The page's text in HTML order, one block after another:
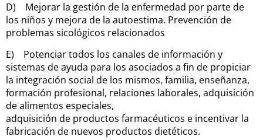
D) Mejorar la gestión de la enfermedad por parte de
los niños y mejora de la autoestima. Prevención de
problemas sicológicos relacionados
E) Potenciar todos los canales de información y
sistemas de ayuda para los asociados a fin de propiciar
la integración social de los mismos, familia, enseñanza,
formación profesional, relaciones laborales, adquisición
de alimentos especiales,
adquisición de productos farmacéuticos e incentivar la
fabricación de nuevos productos dietéticos.